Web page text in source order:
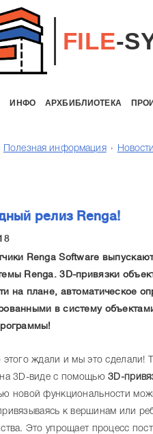
FILE-
ИНФО АРХБИБЛИОТЕКА
Полезная информация Новости
релиз Renga!
Renga Software
Renga. 3D-привязки
на плане, автоматическое
в систему
этого ждали и мы это сделали!
3D-виде с помощью3D-
новой функциональности
к вершинам или
Это упрощает процесс